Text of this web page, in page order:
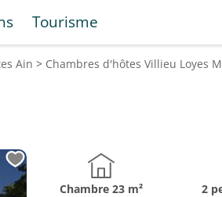
Tourisme
Ain > Chambres d'hôtes Villieu Loyes
Chambre 23 m² 2